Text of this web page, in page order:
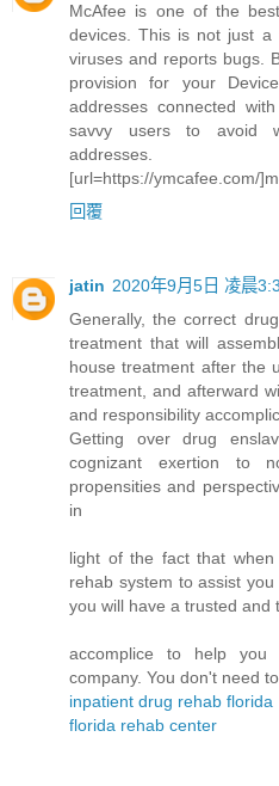
McAfee is one of the
devices. This is not just a
viruses and reports bugs.
provision for your
addresses connected
savvy users to avoid
addresses.
[url=https://ymcafee.com/
回覆
jatin 2020年9月5日 凌晨
Generally, the correct
treatment that will
house treatment after the
treatment, and afterward
and responsibility
Getting over drug
cognizant exertion to
propensities and
in
light of the fact that
rehab system to assist
you will have a trusted and
accomplice to help
company. You don't need
inpatient drug rehab florida
florida rehab center